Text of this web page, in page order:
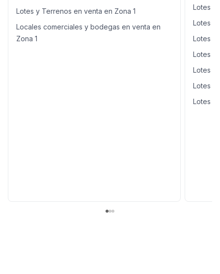
Lotes y Terrenos en venta en Zona 1
Locales comerciales y bodegas en venta en
Zona 1
Lotes y
Lotes y
Lotes y
Lotes y
Lotes y
Lotes y
Lotes y